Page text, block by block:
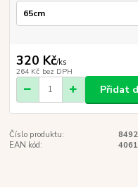
320 Kč/ks
264 Kč bez DPH
Přidat
Číslo produktu:
EAN kód: